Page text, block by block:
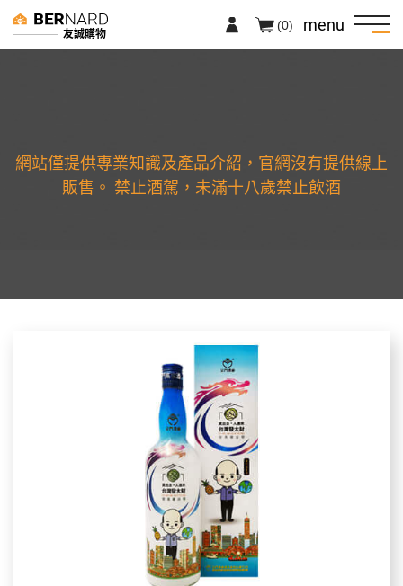
友誠購物 menu
(0)
網站僅提供專業知識及產品介紹，官網沒有提供線上
販售。 禁止酒駕，未滿十八歲禁止飲酒